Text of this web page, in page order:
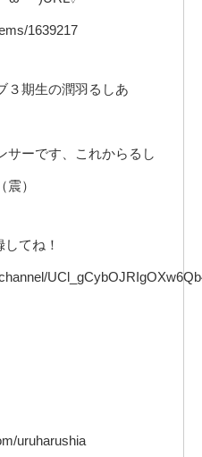
1639217
３期生の潤羽るしあ
サーです、これからるし
）
てね！
uruharushia